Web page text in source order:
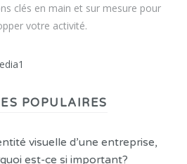
clés en main et sur mesure pour
votre activité.
POPULAIRES
visuelle d’une entreprise,
est-ce si important?